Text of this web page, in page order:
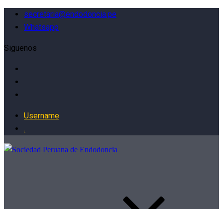
secretaria@endodoncia.pe
Whatsapp
Siguenos
Username
.